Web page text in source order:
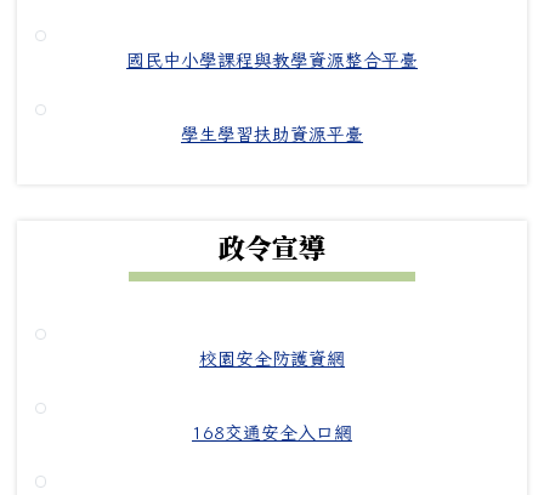
國民中小學課程與教學資源整合平臺
學生學習扶助資源平臺
政令宣導
校園安全防護資網
168交通安全入口網